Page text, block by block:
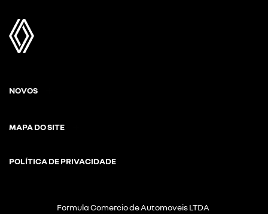
NOVOS
MAPA DO SITE
POLÍTICA DE PRIVACIDADE
Formula Comercio de Automoveis LTDA